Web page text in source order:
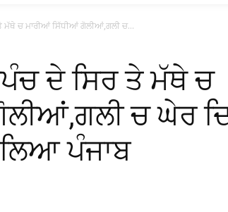
ਮੱਥੇ ਚ ਮਾਰੀਆਂ ਸਿੱਧੀਆਂ ਗੋਲੀਆਂ,ਗਲੀ ਚ...
ਦੇ ਸਿਰ ਤੇ ਮੱਥੇ ਚ
ਚ ਘੇਰ
ਪੰਜਾਬ